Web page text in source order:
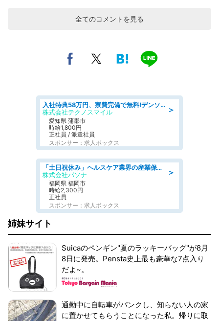
全てのコメントを見る
＞
入社特典58万円、寮費完備で無料!デンソーで働こう!自動車工場で小型部品の検査業務 denso aichi
株式会社テクノスマイル
愛知県 蒲郡市
時給1,800円
正社員 / 派遣社員
スポンサー：求人ボックス
＞
「土日祝休み」ヘルスケア業界の産業保健師/高時給/未経験OK/要資格:保健師、正看護師
株式会社パソナ
福岡県 福岡市
時給2,300円
正社員
スポンサー：求人ボックス
姉妹サイト
Suicaのペンギン"夏のラッキーバッグ"が8月
8日に発売。Pensta史上最も豪華な7点入り
だよ~。
通勤中に自転車がパンクし、知らない人の家
に置かせてもらうことになった私。帰りに取